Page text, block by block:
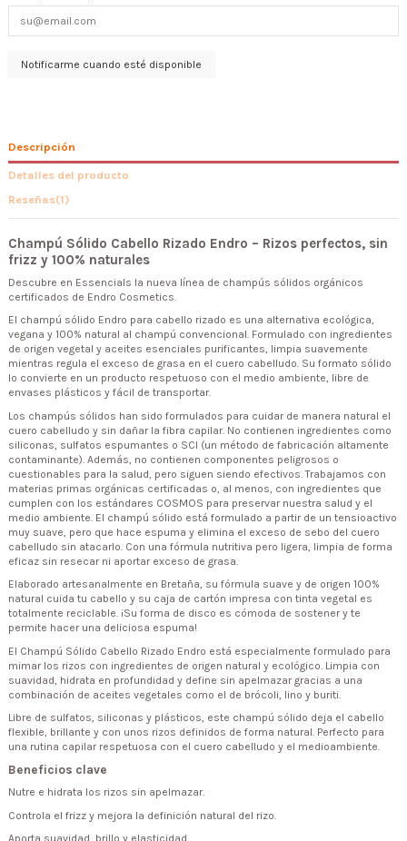
Descripción
Detalles del producto
Reseñas(1)
Champú Sólido Cabello Rizado Endro – Rizos perfectos, sin
frizz y 100% naturales
Descubre en Essencials la nueva línea de champús sólidos orgánicos
certificados de Endro Cosmetics.
El champú sólido Endro para cabello rizado es una alternativa ecológica,
vegana y 100% natural al champú convencional. Formulado con ingredientes
de origen vegetal y aceites esenciales purificantes, limpia suavemente
mientras regula el exceso de grasa en el cuero cabelludo. Su formato sólido
lo convierte en un producto respetuoso con el medio ambiente, libre de
envases plásticos y fácil de transportar.
Los champús sólidos han sido formulados para cuidar de manera natural el
cuero cabelludo y sin dañar la fibra capilar. No contienen ingredientes como
siliconas, sulfatos espumantes o SCI (un método de fabricación altamente
contaminante). Además, no contienen componentes peligrosos o
cuestionables para la salud, pero siguen siendo efectivos. Trabajamos con
materias primas orgánicas certificadas o, al menos, con ingredientes que
cumplen con los estándares COSMOS para preservar nuestra salud y el
medio ambiente. El champú sólido está formulado a partir de un tensioactivo
muy suave, pero que hace espuma y elimina el exceso de sebo del cuero
cabelludo sin atacarlo. Con una fórmula nutritiva pero ligera, limpia de forma
eficaz sin resecar ni aportar exceso de grasa.
Elaborado artesanalmente en Bretaña, su fórmula suave y de origen 100%
natural cuida tu cabello y su caja de cartón impresa con tinta vegetal es
totalmente reciclable. ¡Su forma de disco es cómoda de sostener y te
permite hacer una deliciosa espuma!
El Champú Sólido Cabello Rizado Endro está especialmente formulado para
mimar los rizos con ingredientes de origen natural y ecológico. Limpia con
suavidad, hidrata en profundidad y define sin apelmazar gracias a una
combinación de aceites vegetales como el de brócoli, lino y buriti.
Libre de sulfatos, siliconas y plásticos, este champú sólido deja el cabello
flexible, brillante y con unos rizos definidos de forma natural. Perfecto para
una rutina capilar respetuosa con el cuero cabelludo y el medioambiente.
Beneficios clave
Nutre e hidrata los rizos sin apelmazar.
Controla el frizz y mejora la definición natural del rizo.